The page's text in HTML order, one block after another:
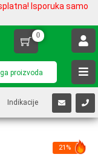
Isporuka samo
0
Indikacije
21%